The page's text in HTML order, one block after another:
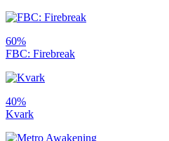
60%
FBC: Firebreak
40%
Kvark